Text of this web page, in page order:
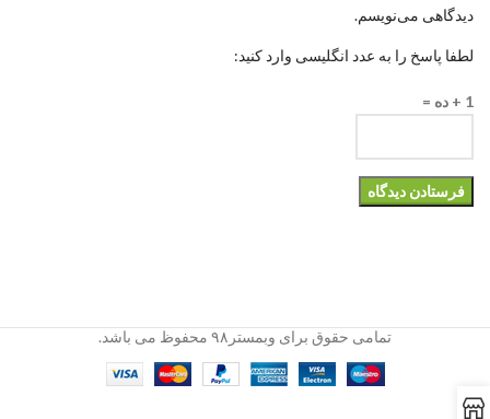
دیدگاهی می‌نویسم.
لطفا پاسخ را به عدد انگلیسی وارد کنید:
1 + ده =
تمامی حقوق برای وبمستر۹۸ محفوظ می باشد.